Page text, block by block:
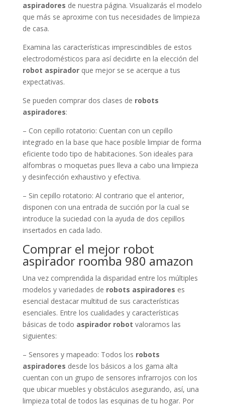
aspiradores de nuestra página. Visualizarás el modelo
que más se aproxime con tus necesidades de limpieza
de casa.
Examina las características imprescindibles de estos
electrodomésticos para así decidirte en la elección del
robot aspiradorque mejor se se acerque a tus
expectativas.
Se pueden comprar dos clases de robots
aspiradores:
– Con cepillo rotatorio: Cuentan con un cepillo
integrado en la base que hace posible limpiar de forma
eficiente todo tipo de habitaciones. Son ideales para
alfombras o moquetas pues lleva a cabo una limpieza
y desinfección exhaustivo y efectiva.
– Sin cepillo rotatorio: Al contrario que el anterior,
disponen con una entrada de succión por la cual se
introduce la suciedad con la ayuda de dos cepillos
insertados en cada lado.
Comprar el mejor robot
aspirador roomba 980 amazon
Una vez comprendida la disparidad entre los múltiples
modelos y variedades de robots aspiradores es
esencial destacar multitud de sus características
esenciales. Entre los cualidades y características
básicas de todo aspirador robot valoramos las
siguientes:
– Sensores y mapeado: Todos los robots
aspiradores desde los básicos a los gama alta
cuentan con un grupo de sensores infrarrojos con los
que ubicar muebles y obstáculos asegurando, así, una
limpieza total de todos las esquinas de tu hogar. Por